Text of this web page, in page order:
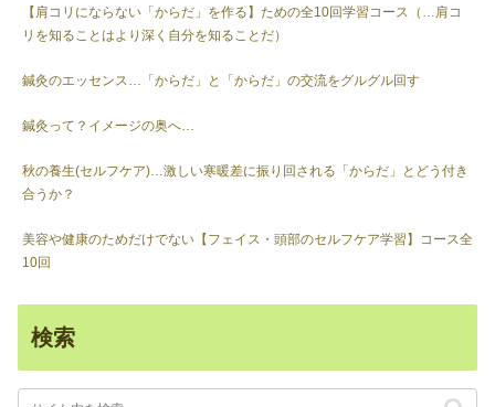
【肩コリにならない「からだ」を作る】ための全10回学習コース（…肩コ
リを知ることはより深く自分を知ることだ）
鍼灸のエッセンス…「からだ」と「からだ」の交流をグルグル回す
鍼灸って？イメージの奥へ…
秋の養生(セルフケア)…激しい寒暖差に振り回される「からだ」とどう付き
合うか？
美容や健康のためだけでない【フェイス・頭部のセルフケア学習】コース全
10回
検索